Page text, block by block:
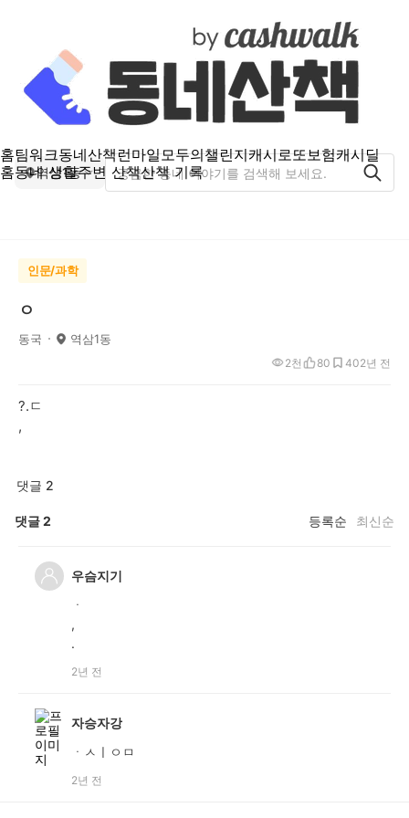
홈팀워크동네산책런마일모두의챌린지캐시로또보험캐시딜
홈동네 생활주변 산책산책 기록
역삼1동
인문/과학
ㅇ
동국 역삼1동
2년 전
2천 80 40
?.ㄷ
,
댓글 2
댓글2 등록순 최신순
우슴지기
ㆍ
,
.
2년 전
자승자강
ㆍㅅㅣㅇㅁ
2년 전